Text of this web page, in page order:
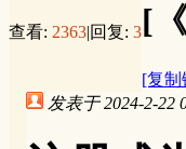
查看: 2363|回复: 3[
[复制
发表于 2024-2-22